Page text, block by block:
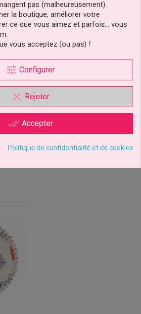
50
panier
Caissette Cupcake
Blanche À Ballons De Fête
Ajouter au panier
pas (malheureusement).
la boutique, améliorer votre
ce que vous aimez et parfois… vous
vous acceptez (ou pas) !
tune Configurer
clear Rejeter
done_all Accepter
Politique de confidentialité et de cookies